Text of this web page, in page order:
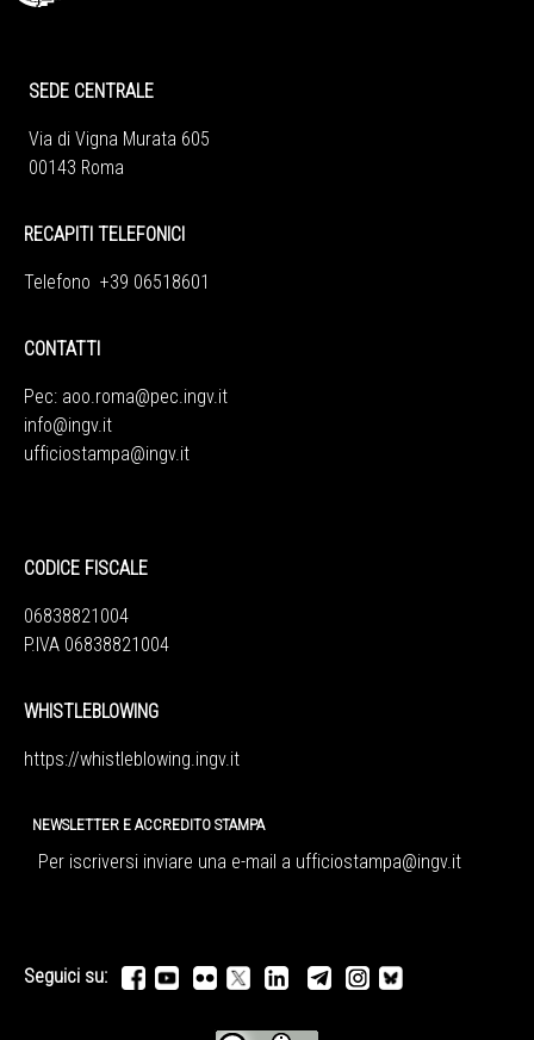
SEDE CENTRALE
Via di Vigna Murata 605
00143 Roma
RECAPITI TELEFONICI
Telefono +39 06518601
CONTATTI
Pec: aoo.roma@pec.ingv.it
info@ingv.it
ufficiostampa@ingv.it
CODICE FISCALE
06838821004
P.IVA 06838821004
WHISTLEBLOWING
https://whistleblowing.ingv.it
NEWSLETTER E ACCREDITO STAMPA
Per iscriversi inviare una e-mail a ufficiostampa@ingv.it
Seguici su: